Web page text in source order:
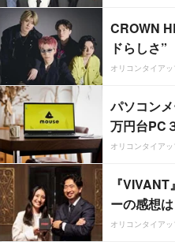
CROWN
ドらしさ”
オリコンタイア
パソコン
万円台PC
オリコンタイア
『
ーの感想は
オリコンタイア